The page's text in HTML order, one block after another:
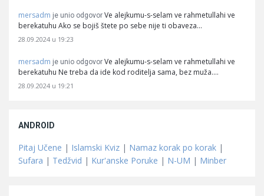
mersadm je unio odgovor Ve alejkumu-s-selam ve rahmetullahi ve
berekatuhu Ako se bojiš štete po sebe nije ti obaveza…
28.09.2024 u 19:23
mersadm je unio odgovor Ve alejkumu-s-selam ve rahmetullahi ve
berekatuhu Ne treba da ide kod roditelja sama, bez muža.…
28.09.2024 u 19:21
ANDROID
Pitaj Učene | Islamski Kviz | Namaz korak po korak |
Sufara | Tedžvid | Kur'anske Poruke | N-UM | Minber